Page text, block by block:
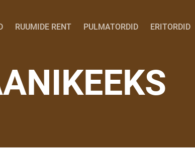
RUUMIDE RENT PULMATORDID ERITORDID